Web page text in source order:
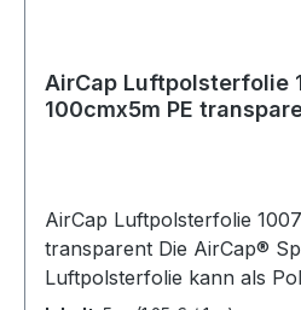
AirCap Luftpolsterfolie
100cmx5m PE
AirCap Luftpolsterfolie
transparent Die AirCap®
Luftpolsterfolie kann als